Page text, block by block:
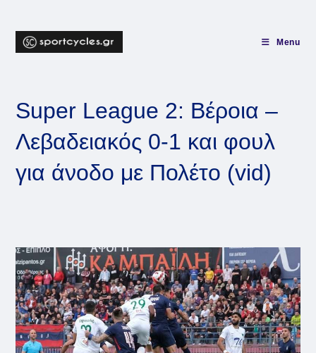
content
Menu
Super League 2: Βέροια –
Λεβαδειακός 0-1 και φουλ
για άνοδο με Πολέτο (vid)